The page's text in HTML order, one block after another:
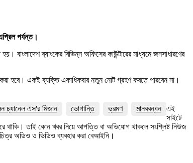
পর্যন্ত।
বাংলাদেশ ব্যাংকের বিভিন্ন অফিসের কাউন্টারের মাধ্যমে জনসাধারণের
করা হবে। একই ব্যক্তি একাধিকবার নতুন নোট গ্রহণ করতে পারবেন না।
চ্যানেল এস'র মিজান ভোগান্তি ভ্রমণ
মানববন্ধন এই
সাইটে
থাকি। তাই কোন খবর নিয়ে আপত্তি বা অভিযোগ থাকলে সংশ্লিষ্ট নিউজ
অডিও ও ভিডিও ব্যবহার করা বেআইনি।